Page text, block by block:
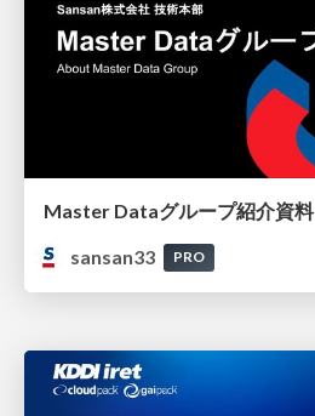
Master Dataグループ紹介資料
sansan33
PRO